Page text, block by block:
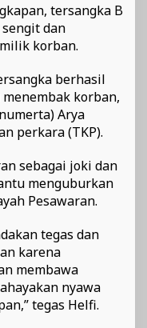
tersangka B
dan
korban.
berhasil
korban,
Arya
perkara (TKP).
sebagai joki dan
menguburkan
Pesawaran.
tegas dan
karena
membawa
nyawa
tegas Helfi.